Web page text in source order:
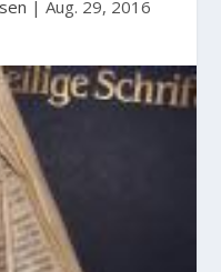
| Aug. 29, 2016